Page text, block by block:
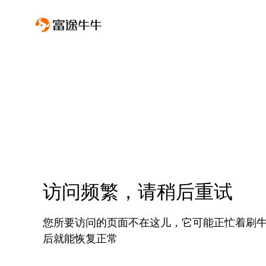
访问频繁，请稍后重试
您所要访问的页面不在这儿，它可能正忙着刷
后就能恢复正常